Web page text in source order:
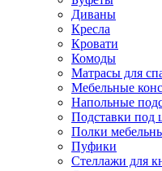
Диваны
Кресла
Кровати
Комоды
Матрасы для
Мебельные
Напольные
Подставки под
Полки
Пуфики
Стеллажи для